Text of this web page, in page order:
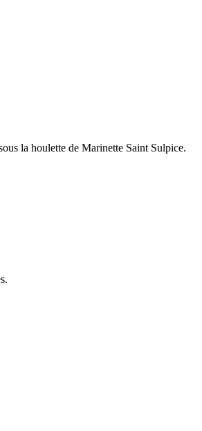
la houlette de Marinette Saint Sulpice.